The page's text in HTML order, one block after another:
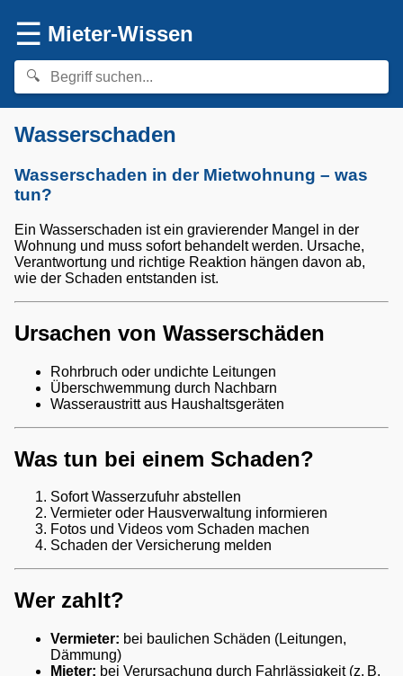
☰ Mieter-Wissen
Wasserschaden
Wasserschaden in der Mietwohnung – was
tun?
Ein Wasserschaden ist ein gravierender Mangel in der
Wohnung und muss sofort behandelt werden. Ursache,
Verantwortung und richtige Reaktion hängen davon ab,
wie der Schaden entstanden ist.
Ursachen von Wasserschäden
Rohrbruch oder undichte Leitungen
Überschwemmung durch Nachbarn
Wasseraustritt aus Haushaltsgeräten
Was tun bei einem Schaden?
Sofort Wasserzufuhr abstellen
Vermieter oder Hausverwaltung informieren
Fotos und Videos vom Schaden machen
Schaden der Versicherung melden
Wer zahlt?
Vermieter: bei baulichen Schäden (Leitungen,
Dämmung)
Mieter: bei Verursachung durch Fahrlässigkeit (z. B.